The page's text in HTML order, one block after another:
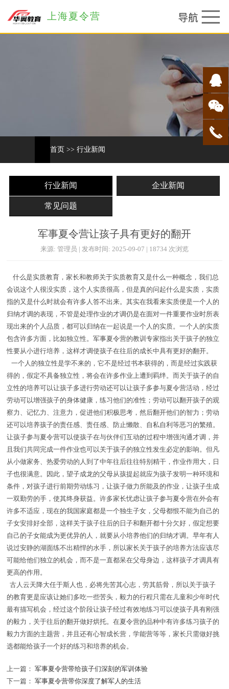
上海夏令营
首页 >> 行业新闻
行业新闻 企业新闻
常见问题
军事夏令营让孩子具有更好的翻开
来源: 管理员 | 发布时间: 2025-09-07 | 18734 次浏览
什么是实质教育，家长和教师关于实质教育又是什么一种概念，我们总
会说这个人很没实质，这个人实质很高，但是真的问起什么是实质，实质
指的又是什么时就会有许多人答不出来。其实在我看来实质便是一个人的
归纳才调的表现，不管是处理作业的才调仍是在面对一件重要作业时所表
现出来的个人品质，都可以归纳在一起说是一个人的实质。一个人的实质
包含许多方面，比如独立性。军事夏令营的教训专家指出关于孩子的独立
性要从小进行培养，这样才调使孩子在往后的成长中具有更好的翻开。
一个人的独立性是学不来的，它不是经过书本获得的，而是经过实践获
得的，假定不具备独立性，将会在许多作业上遭到羁绊。而关于孩子的自
立性的培养可以让孩子多进行劳动还可以让孩子多参与夏令营活动，经过
劳动可以增强孩子的身体健康，练习他们的准性；劳动可以翻开孩子的观
察力、记忆力、注意力，促进他们积极思考，然后翻开他们的智力；劳动
还可以培养孩子的责任感、责任感、防止懒散、自私自利等恶习的繁殖。
让孩子参与夏令营可以使孩子在与伙伴们互动的过程中增强沟通才调，并
且我们共同完成一件作业也可以关于孩子的独立性发生必定的影响。但凡
从小做家务、热爱劳动的人到了中年往后往往特别精干，作业作用大，日
子也很满意。因此，望子成龙的父母从孩提起就应为孩子发明一种环境和
条件，对孩子进行前期劳动练习，让孩子做力所能及的作业，让孩子生成
一双勤劳的手，使其终身获益。许多家长忧虑让孩子参与夏令营在外会有
许多不适应，现在的我国家庭都是一个独生子女，父母都恨不能为自己的
子女安排好全部，这样关于孩子往后的日子和翻开都十分欠好，假定想要
自己的子女能成为更优异的人，就要从小培养他们的归纳才调。早年有人
说过安静的湖面练不出精悍的水手，所以家长关于孩子的培养方法应该尽
可能给他们独立的机会，而不是一直都呆在父母身边，这样孩子才调具有
更高的作用。
古人云天降大任于斯人也，必将先苦其心志，劳其筋骨，所以关于孩子
的教育更是应该让她们多吃一些苦头，毅力的行程只需在儿童和少年时代
最有描写机会，经过这个阶段让孩子经过有效地练习可以使孩子具有刚强
的毅力，关于往后的翻开做好烘托。在夏令营的品种中有许多练习孩子的
毅力方面的主题营，并且还有心智成长营，学能营等等，家长只需做好挑
选都能给孩子一个好的练习和培养的机会。
上一篇： 军事夏令营带给孩子们深刻的军训体验
下一篇： 军事夏令营带你深度了解军人的生活